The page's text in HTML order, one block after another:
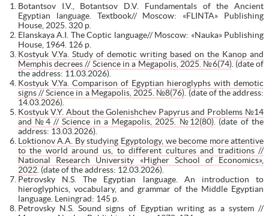
Botantsov I.V., Botantsov D.V. Fundamentals of the Ancient
Egyptian language. Textbook// Moscow: «FLINTA» Publishing
House, 2025. 320 p.
Elanskaya A.I. The Coptic language// Moscow: «Nauka» Publishing
House, 1964. 126 p.
Kostyuk V.Ya. Study of demotic writing based on the Kanop and
Memphis decrees // Science in a Megapolis, 2025. №6(74). (date of
the address: 11.03.2026).
Kostyuk V.Ya. Comparison of Egyptian hieroglyphs with demotic
signs // Science in a Megapolis, 2025. №8(76) . (date of the address:
14.03.2026).
Kostyuk V.Y. About the Golenishchev Papyrus and Problems №14
and №4 // Science in a Megapolis, 2025. №12(80). (date of the
address: 13.03.2026).
Loktionov A.A. By studying Egyptology, we become more attentive
to the world around us, to different cultures and traditions //
National Research University «Higher School of Economics»,
2022. (date of the address: 12.03.2026).
Petrovsky N.S. The Egyptian language. An introduction to
hieroglyphics, vocabulary, and grammar of the Middle Egyptian
language. Leningrad: 145 p.
Petrovsky N.S. Sound signs of Egyptian writing as a system //